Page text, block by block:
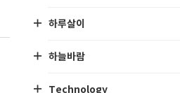
하루살이
하늘바람
Technology